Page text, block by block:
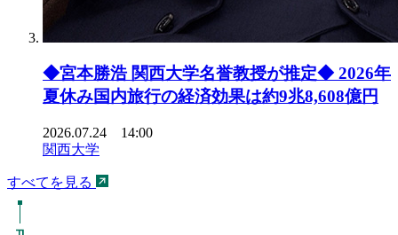
◆宮本勝浩 関西大学名誉教授が推定◆ 2026年
夏休み国内旅行の経済効果は約9兆8,608億円
2026.07.24 14:00
関西大学
すべてを見る